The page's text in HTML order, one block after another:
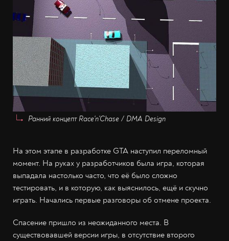
Ранний концепт Race'n'Chase / DMA Design
На этом этапе в разработке GTA наступил переломный
момент. На руках у разработчиков была игра, которая
выпадала настолько часто, что её было сложно
тестировать, и в которую, как выяснилось, ещё и скучно
играть. Начались первые разговоры об отмене проекта.
Спасение пришло из неожиданного места. В
существовавшей версии игры, в отсутствие второго